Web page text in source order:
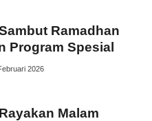
Ramadhan
Program Spesial
2026
Malam